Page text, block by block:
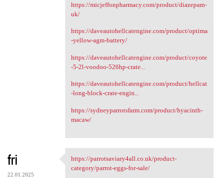
https://micjeffonpharmacy.com/product/diazepam-
uk/
https://daveautohellcatengine.com/product/optima
-yellow-agm-battery/
https://daveautohellcatengine.com/product/coyote
-5-2l-voodoo-526hp-crate...
https://daveautohellcatengine.com/product/hellcat
-long-block-crate-engin...
https://sydneyparrotsfarm.com/product/hyacinth-
macaw/
fri
22.01.2025
https://parrotsaviary4all.co
https://parrotsaviary4all.co.uk/product-
category/parrot-eggs-for-sale/